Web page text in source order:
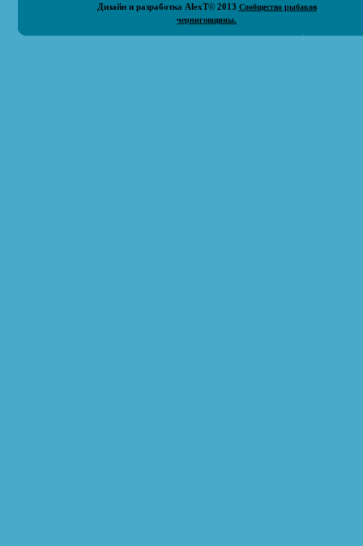
Дизайн и разработка AlexT© 2013 Сообщество рыбаков
черниговщины.